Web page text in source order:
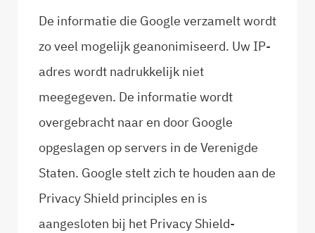
De informatie die Google verzamelt wordt
zo veel mogelijk geanonimiseerd. Uw IP-
adres wordt nadrukkelijk niet
meegegeven. De informatie wordt
overgebracht naar en door Google
opgeslagen op servers in de Verenigde
Staten. Google stelt zich te houden aan de
Privacy Shield principles en is
aangesloten bij het Privacy Shield-